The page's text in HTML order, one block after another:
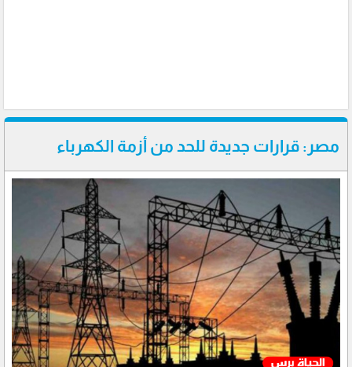
مصر: قرارات جديدة للحد من أزمة الكهرباء